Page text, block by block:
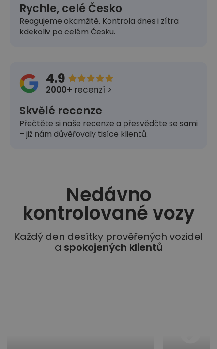
Rychle, celé Česko
Reagujeme okamžitě. Kontrola dnes i zítra
kdekoliv po celém Česku.
4.9 
2000+ recenzí >
Skvělé recenze
Přečtěte si naše recenze a přesvědčte se sami
– již nám důvěřovaly tisíce klientů.
Nedávno
kontrolované vozy​
Každý den desítky prověřených vozidel
a spokojených klientů